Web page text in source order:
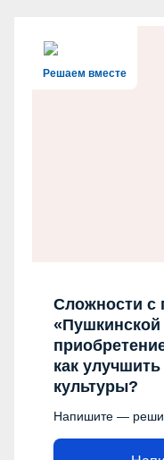
Решаем вместе
Сложности с
как
культуры?
Напишите —